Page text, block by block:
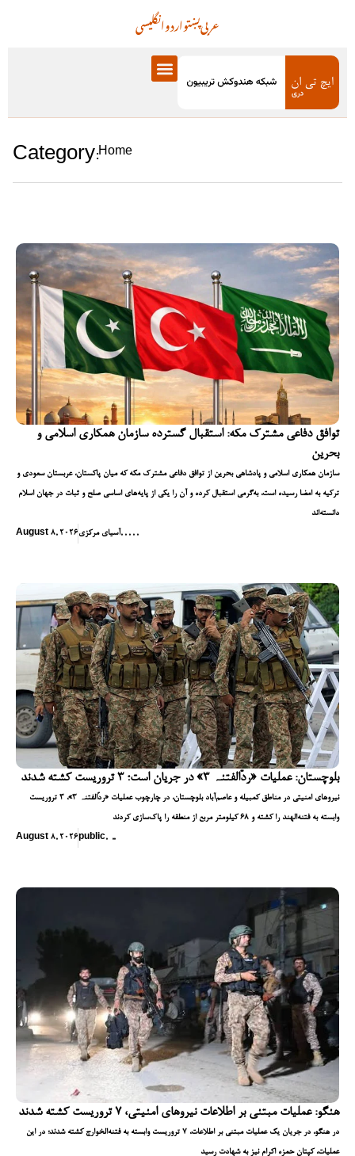
انگلیسیاردوپښتوعربی
Category:Home
توافق دفاعی مشترک مکه: استقبال گسترده سازمان همکاری اسلامی و
بحرین
سازمان همکاری اسلامی و پادشاهی بحرین از توافق دفاعی مشترک مکه که میان پاکستان، عربستان سعودی و
ترکیه به امضا رسیده است، به‌گرمی استقبال کرده و آن را یکی از پایه‌های اساسی صلح و ثبات در جهان اسلام
دانسته‌اند
August 8, 2026آسیای مرکزی, , , , ,
بلوچستان: عملیات «ردّالفتنہ ۳» در جریان است؛ ۳ تروریست کشته شدند
نیروهای امنیتی در مناطق کمبیله و عاصم‌آباد بلوچستان، در چارچوب عملیات «ردّالفتنہ ۳»، ۳ تروریست
وابسته به فتنه‌الهند را کشته و ۶۸ کیلومتر مربع از منطقه را پاک‌سازی کردند
August 8, 2026 public, ,,
هنگو: عملیات مبتنی بر اطلاعات نیروهای امنیتی، ۷ تروریست کشته شدند
در هنگو، در جریان یک عملیات مبتنی بر اطلاعات، ۷ تروریست وابسته به فتنه‌الخوارج کشته شدند؛ در این
عملیات، کپتان حمزه اکرام نیز به شهادت رسید